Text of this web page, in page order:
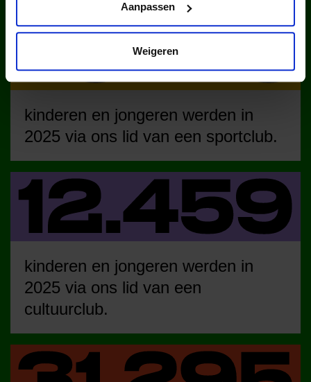
Aanpassen
Weigeren
kinderen en jongeren werden in
2025 via ons lid van een sportclub.
kinderen en jongeren werden in
2025 via ons lid van een
cultuurclub.